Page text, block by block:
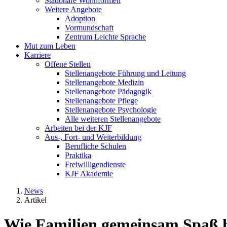
Weitere Angebote
Adoption
Vormundschaft
Zentrum Leichte Sprache
Mut zum Leben
Karriere
Offene Stellen
Stellenangebote Führung und Leitung
Stellenangebote Medizin
Stellenangebote Pädagogik
Stellenangebote Pflege
Stellenangebote Psychologie
Alle weiteren Stellenangebote
Arbeiten bei der KJF
Aus-, Fort- und Weiterbildung
Berufliche Schulen
Praktika
Freiwilligendienste
KJF Akademie
News
Artikel